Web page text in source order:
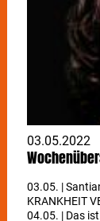
03.05.2022
03.05. |
KRANKHEIT
04.05. | Das